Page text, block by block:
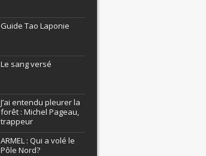
Guide Tao Laponie
Le sang versé
J’ai entendu pleurer la
forêt : Michel Pageau,
trappeur
ARMEL : Qui a volé le
Pôle Nord?